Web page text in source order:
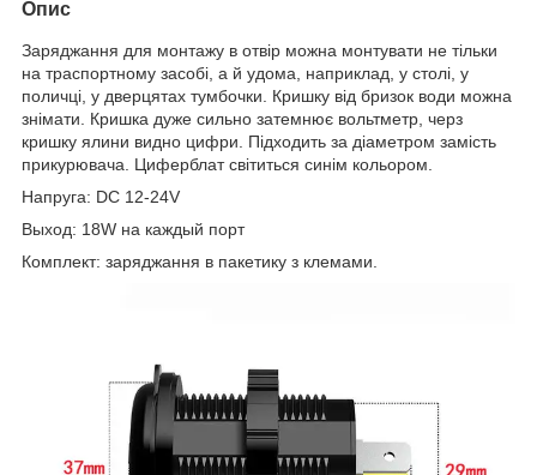
Опис
Заряджання для монтажу в отвір можна монтувати не тільки
на траспортному засобі, а й удома, наприклад, у столі, у
поличці, у дверцятах тумбочки. Кришку від бризок води можна
знімати. Кришка дуже сильно затемнює вольтметр, черз
кришку ялини видно цифри. Підходить за діаметром замість
прикурювача. Циферблат світиться синім кольором.
Напруга: DC 12-24V
Выход: 18W на каждый порт
Комплект: заряджання в пакетику з клемами.